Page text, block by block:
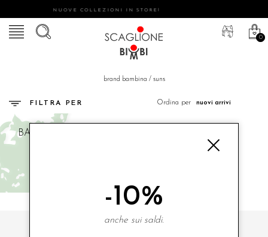
NUOVE COLLEZIONI IN STORE!
0
brand bambina / suns
FILTRA PER Ordina per
BAMBINA
-10%
anche sui saldi.